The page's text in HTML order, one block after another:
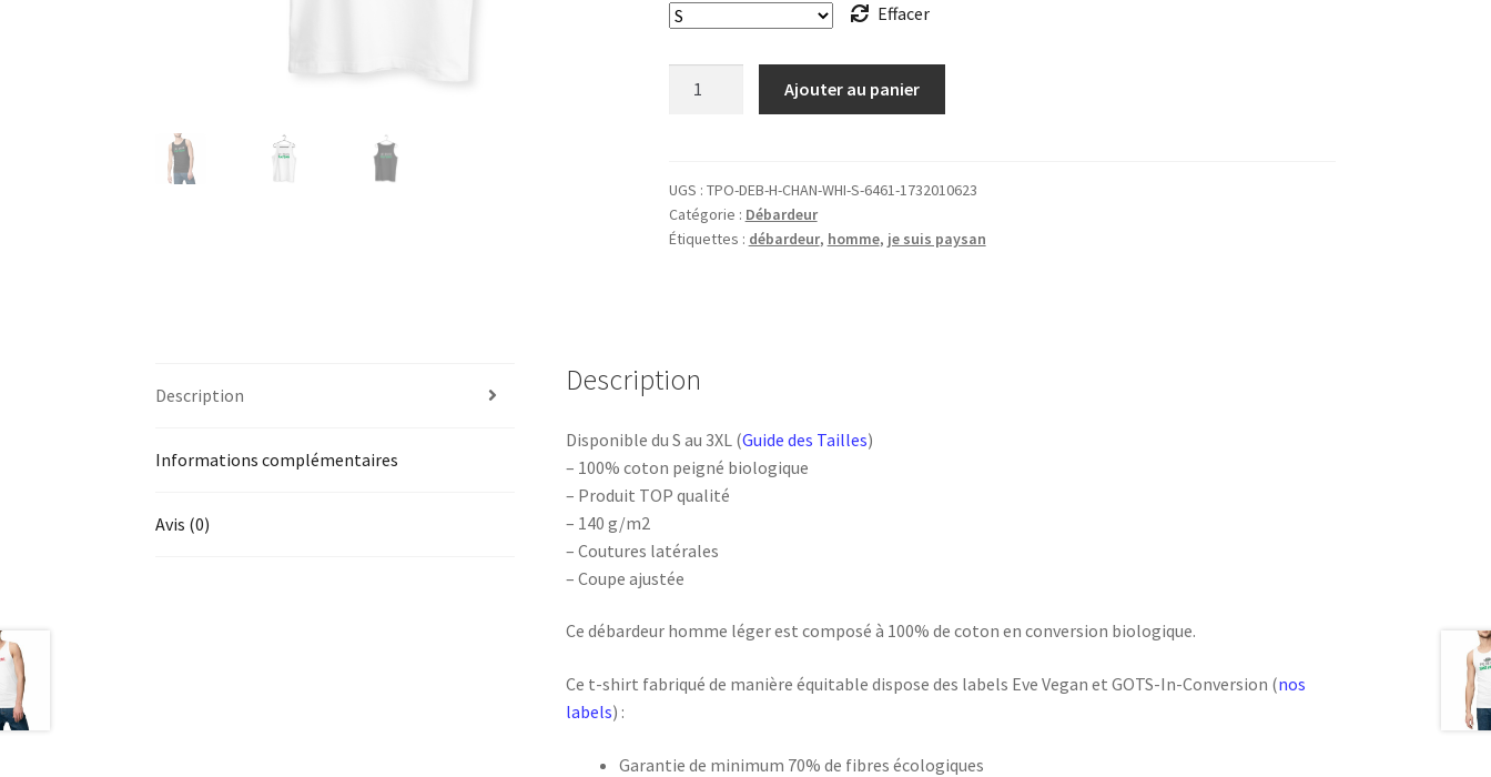
Effacer
Je
suis
paysan
Ajouter au panier
UGS : TPO-DEB-H-CHAN-WHI-S-6461-1732010623
Catégorie : Débardeur
Étiquettes : débardeur, homme, je suis paysan
Description
Informations complémentaires
Avis (0)
Description
Disponible du S au 3XL (Guide des Tailles)
– 100% coton peigné biologique
– Produit TOP qualité
– 140 g/m2
– Coutures latérales
– Coupe ajustée
Ce débardeur homme léger est composé à 100% de coton en conversion biologique.
Ce t-shirt fabriqué de manière équitable dispose des labels Eve Vegan et GOTS-In-Conversion (nos
labels) :
Garantie de minimum 70% de fibres écologiques